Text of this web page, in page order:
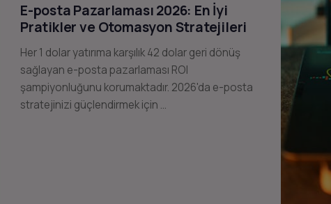
E-posta Pazarlaması 2026: En İyi
Pratikler ve Otomasyon Stratejileri
Her 1 dolar yatırıma karşılık 42 dolar geri dönüş
sağlayan e-posta pazarlaması ROI
şampiyonluğunu korumaktadır. 2026'da e-posta
stratejinizi güçlendirmek için …